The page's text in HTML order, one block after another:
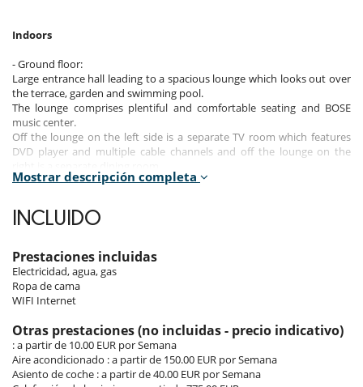
Indoors
- Ground floor:
Large entrance hall leading to a spacious lounge which looks out over
the terrace, garden and swimming pool.
The lounge comprises plentiful and comfortable seating and BOSE
music center.
Off the lounge on the left side is a separate TV room which features
DVD player and multiple cable channels and off the lounge on the
The fully fitted modern kitchen is equipped with American style
and leads to the terrace and barbecue area.
Also off the kitchen is the utility room equipped with washing machine
1 double bedroom with twins beds, ensuite bathroom and fitted
wardrobe.
1 double bedroom with twins beds, ensuite bathroom and
- First floor:
1 master double bedroom, ensuite bathroom, fitted wardrobe, TV,
private terrace overlooking the garden, the pool area and the golf
Mostrar descripción completa
INCLUIDO
Prestaciones incluidas
Electricidad, agua, gas
Ropa de cama
WIFI Internet
Otras prestaciones (no incluidas - precio indicativo)
: a partir de 10.00 EUR por Semana
Aire acondicionado : a partir de 150.00 EUR por Semana
Asiento de coche : a partir de 40.00 EUR por Semana